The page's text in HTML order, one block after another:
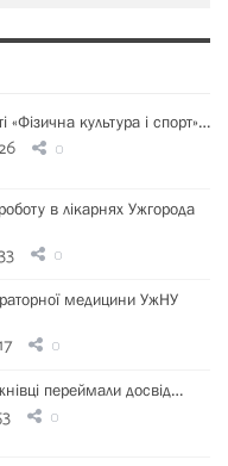
«Фізична культура і спорт»…
0
в лікарнях Ужгорода
0
медицини УжНУ
0
переймали досвід…
0